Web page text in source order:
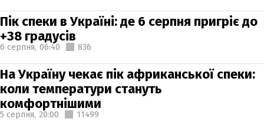
Пік спеки в Україні: де 6 серпня пригріє до
+38 градусів
6 серпня, 06:40 836
На Україну чекає пік африканської спеки:
коли температури стануть
комфортнішими
5 серпня, 20:00 11499